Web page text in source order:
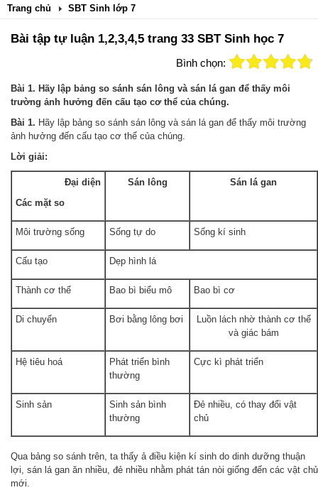
Trang chủ SBT Sinh lớp 7
Bài tập tự luận 1,2,3,4,5 trang 33 SBT Sinh học 7
Bình chọn:
Bài 1. Hãy lập bảng so sánh sán lông và sán lá gan để thấy môi
trường ảnh hưởng đến cấu tạo cơ thể của chúng.
Bài 1. Hãy lập bảng so sánh sán lông và sán lá gan để thấy môi trường
ảnh hưởng đến cấu tạo cơ thể của chúng.
Lời giải:
Đại diện
Các mặt so
Sán lông Sán lá gan
Môi trường sống Sống tự do Sống kí sinh
Cấu tạo Dẹp hình lá
Thành cơ thể Bao bì biểu mô Bao bì cơ
Di chuyển Bơi bằng lông bơi
Luồn lách nhờ thành cơ thể
và giác bám
Hệ tiêu hoá
Phát triển bình
thường
Cực kì phát triển
Sinh sản
Sinh sản bình
thường
Đẻ nhiều, có thay đổi vật
chủ
Qua bảng so sánh trên, ta thấy ả điều kiện kí sinh do dinh dưỡng thuận
lợi, sán lá gan ăn nhiều, đẻ nhiều nhằm phát tán nòi giống đến các vật chủ
mới.